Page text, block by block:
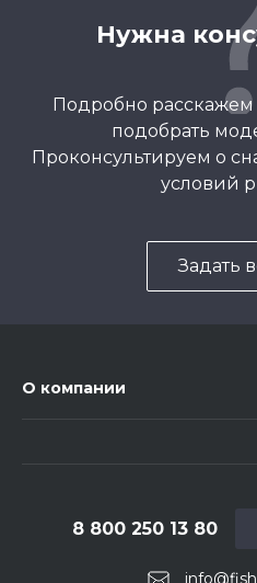
Нужна
Подробно расскажем
подобрать
Проконсультируем о
условий
Задать
О компании
8 800 250 13 80